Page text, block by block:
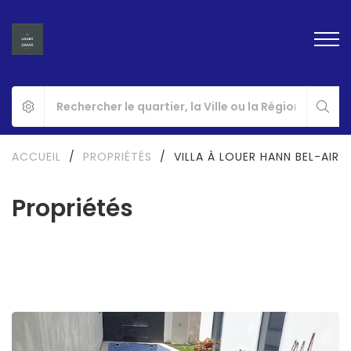
Propriétés
ACCUEIL / PROPRIÉTÉS / VILLA À LOUER HANN BEL-AIR